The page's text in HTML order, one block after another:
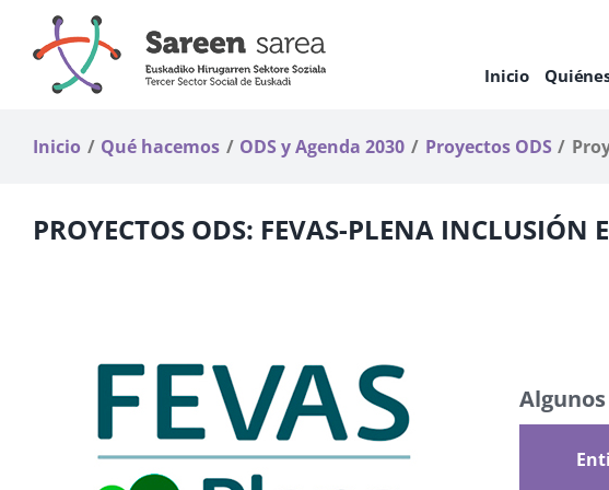
contenido
Inicio
Inicio Qué hacemos ODS y Agenda 2030 Proyectos ODS
PROYECTOS ODS: FEVAS-PLENA INCLUSIÓN